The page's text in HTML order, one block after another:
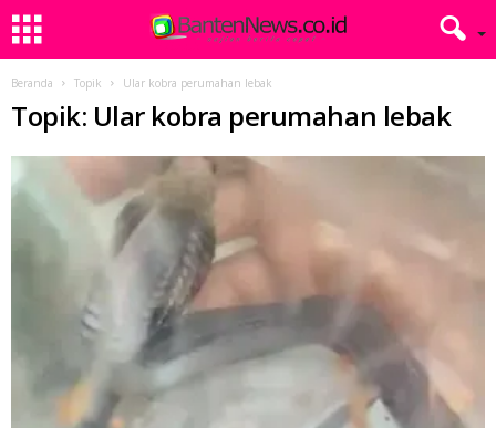
Beranda Topik Ular kobra perumahan lebak
Topik: Ular kobra perumahan lebak